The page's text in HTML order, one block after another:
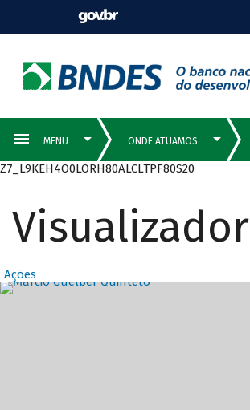
Z7_L9KEH4O0LORH80ALCLTPF80S20
Ações